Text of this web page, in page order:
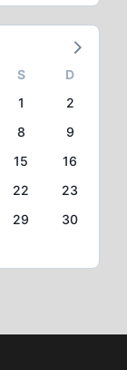
S
D
1
2
8
9
15
16
22
23
29
30